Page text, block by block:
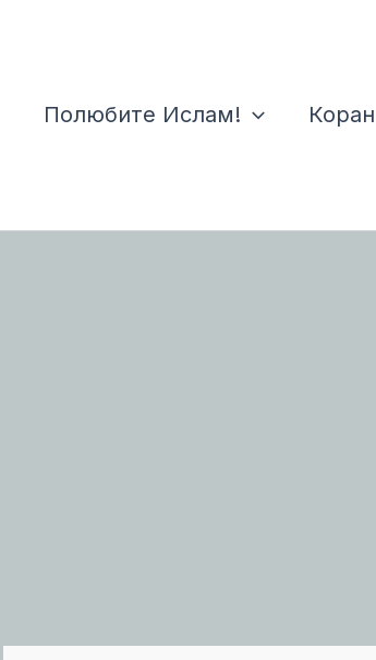
Полюбите Ислам! Коран